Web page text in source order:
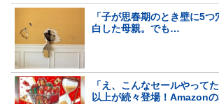
「子が思春期のとき壁に5
白した母親。でも…
「え、こんなセールやって
以上が続々登場！Amazon